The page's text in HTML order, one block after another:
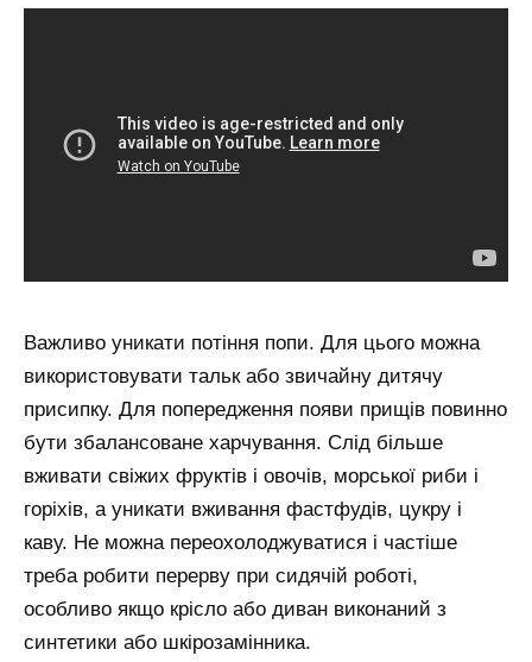
Важливо уникати потіння попи. Для цього можна
використовувати тальк або звичайну дитячу
присипку. Для попередження появи прищів повинно
бути збалансоване харчування. Слід більше
вживати свіжих фруктів і овочів, морської риби і
горіхів, а уникати вживання фастфудів, цукру і
каву. Не можна переохолоджуватися і частіше
треба робити перерву при сидячій роботі,
особливо якщо крісло або диван виконаний з
синтетики або шкірозамінника.